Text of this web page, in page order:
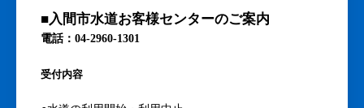
■入間市水道お客様センターのご案内
電話：04-2960-1301
受付内容